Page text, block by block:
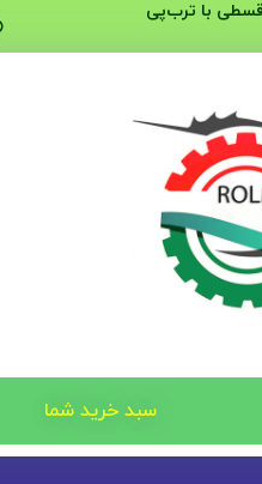
با ترب‌پی
سبد خرید شما